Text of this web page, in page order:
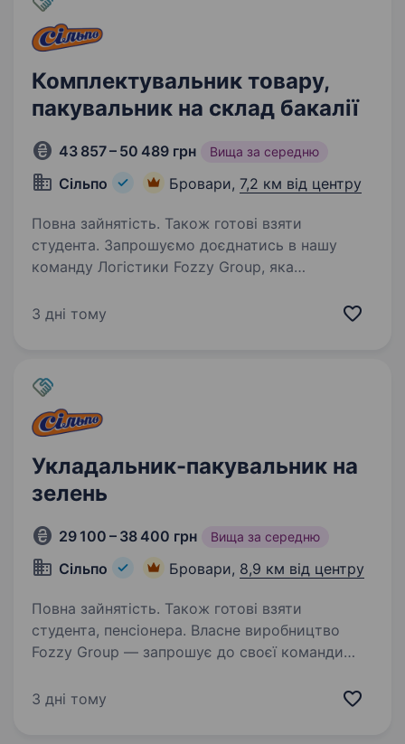
Комплектувальник товару,
пакувальник на склад бакалії
43 857 – 50 489 грн Вища за середню
Сільпо Бровари, 7,2 км від центру
Повна зайнятість. Також готові взяти
студента. Запрошуємо доєднатись в нашу
команду Логістики Fozzy Group, яка
Якщо ви хочете працювати в стабільній
3 дні тому
Укладальник-пакувальник на
зелень
29 100 – 38 400 грн Вища за середню
Сільпо Бровари, 8,9 км від центру
Повна зайнятість. Також готові взяти
студента, пенсіонера. Власне виробництво
Fozzy Group — запрошує до своєї команди
пакувальника (виробництво фасування зелені).
3 дні тому